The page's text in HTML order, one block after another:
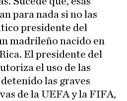
para nada si no las
presidente del
madrileño nacido en
El presidente del
el uso de las
las graves
de la UEFA y la FIFA,